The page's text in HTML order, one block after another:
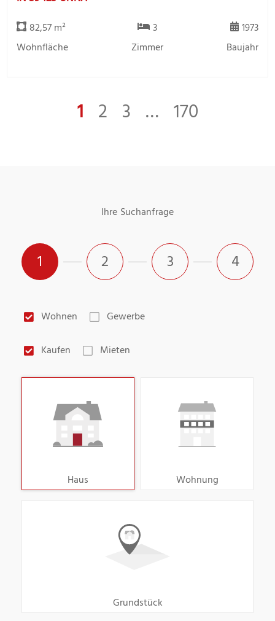
82,57 m²
Wohnfläche
3
Zimmer
1973
Baujahr
1 2 3 … 170
Ihre Suchanfrage
1 2 3 4
Wohnen Gewerbe
Kaufen Mieten
Haus Wohnung
Grundstück